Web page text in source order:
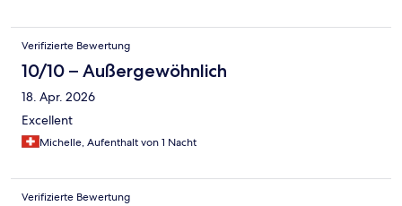
Verifizierte Bewertung
10/10 – Außergewöhnlich
18. Apr. 2026
Excellent
Michelle, Aufenthalt von 1 Nacht
Verifizierte Bewertung